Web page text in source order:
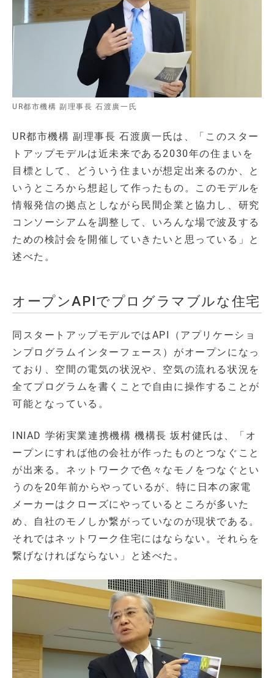
UR都市機構 副理事長 石渡廣一氏
UR都市機構 副理事長 石渡廣一氏は、「このスター
トアップモデルは近未来である2030年の住まいを
目標として、どういう住まいが想定出来るのか、と
いうところから想起して作ったもの。このモデルを
情報発信の拠点としながら民間企業と協力し、研究
コンソーシアムを調整して、いろんな場で波及する
ための検討会を開催していきたいと思っている」と
述べた。
オープンAPIでプログラマブルな住宅
同スタートアップモデルではAPI（アプリケーショ
ンプログラムインターフェース）がオープンになっ
ており、空間の電気の状況や、空気の流れる状況を
全てプログラムを書くことで自由に操作することが
可能となっている。
INIAD 学術実業連携機構 機構長 坂村健氏は、「オ
ープンにすれば他の会社が作ったものとつなぐこと
が出来る。ネットワークで色々なモノをつなぐとい
うのを20年前からやっているが、特に日本の家電
メーカーはクローズにやっているところが多いた
め、自社のモノしか繋がっていなのが現状である。
それではネットワーク住宅にはならない。それらを
繋げなければならない」と述べた。